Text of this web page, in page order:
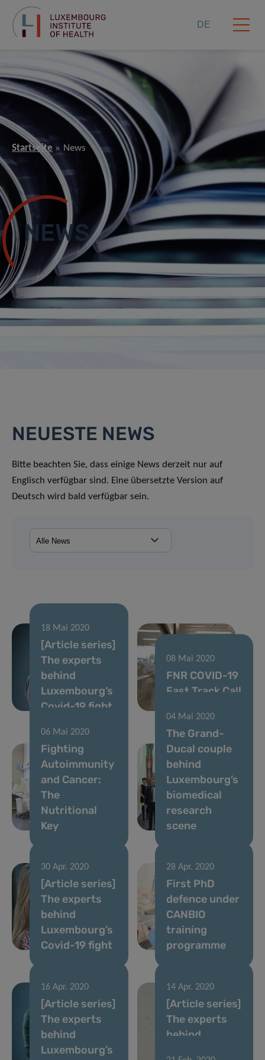
DE
Startseite News
NEWS
NEUESTE NEWS
Bitte beachten Sie, dass einige News derzeit nur auf
Englisch verfügbar sind. Eine übersetzte Version auf
Deutsch wird bald verfügbar sein.
18 Mai 2020
[Article series]
The experts
behind
Luxembourg’s
Covid-19 fight
08 Mai 2020
FNR COVID-19
Fast Track Call
06 Mai 2020
Fighting
Autoimmunity
and Cancer:
The
Nutritional
Key
04 Mai 2020
The Grand-
Ducal couple
behind
Luxembourg’s
biomedical
research
scene
30 Apr. 2020
[Article series]
The experts
behind
Luxembourg’s
Covid-19 fight
28 Apr. 2020
First PhD
defence under
CANBIO
training
programme
16 Apr. 2020
[Article series]
The experts
behind
Luxembourg’s
14 Apr. 2020
[Article series]
The experts
behind